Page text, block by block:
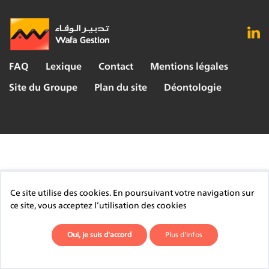
FAQ Lexique Contact
Mentions légales
Site du Groupe
Plan du site Déontologie
Ce site utilise des cookies. En poursuivant votre navigation sur
ce site, vous acceptez l’utilisation des cookies
Oui, je suis d'accord Plus d'infos